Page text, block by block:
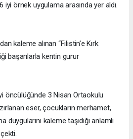
iyi örnek uygulama arasında yer aldı.
kaleme alınan “Filistin’e Kırk
başarılarla kentin gurur
öncülüğünde 3 Nisan Ortaokulu
eser, çocukların merhamet,
duygularını kaleme taşıdığı anlamlı